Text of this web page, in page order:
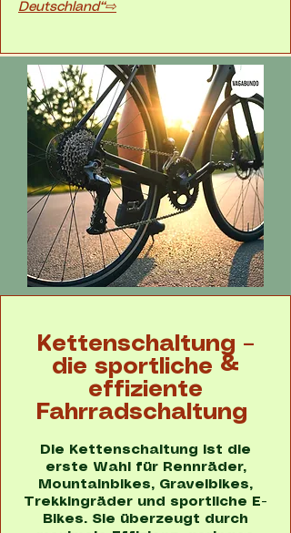
Deutschland“⇨
Kettenschaltung –
die sportliche &
effiziente
Fahrradschaltung
Die Kettenschaltung ist die
erste Wahl für Rennräder,
Mountainbikes, Gravelbikes,
Trekkingräder und sportliche E-
Bikes. Sie überzeugt durch